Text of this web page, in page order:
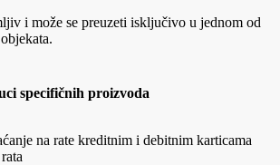
i može se preuzeti isključivo u jednom od
specifičnih proizvoda
na rate kreditnim i debitnim karticama